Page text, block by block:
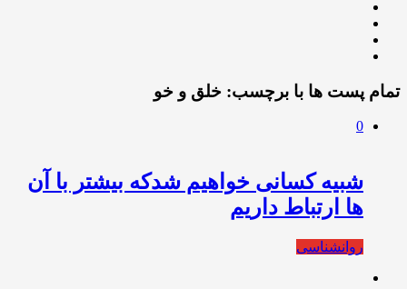
تمام پست ها با برچسب: خلق و خو
0
شبیه کسانی خواهیم شدکه بیشتر با آن
ها ارتباط داریم
روانشناسی